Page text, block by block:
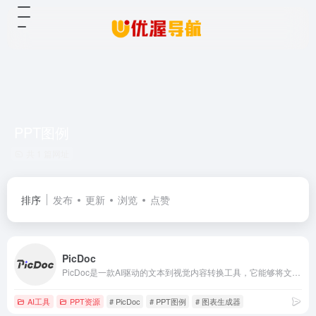
排序 发布 更新 浏览 点赞
PicDoc
AI工具 PPT资源 # PicDoc # PPT图例 # 图表生成器